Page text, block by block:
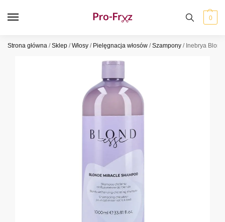
0
Strona główna /Sklep /Włosy / Pielęgnacja włosów /Szampony / Inebrya